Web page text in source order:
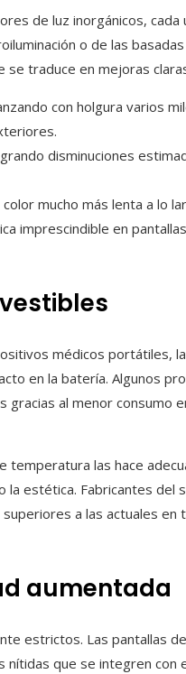
de luz inorgánicos, cada
o de las
se traduce en mejoras
con holgura varios
disminuciones
mucho más lenta a lo
imprescindible en
médicos portátiles,
en la batería. Algunos
al menor consumo
temperatura las hace
estética. Fabricantes del
a las actuales en
aumentada
estrictos. Las pantallas
que se integren con